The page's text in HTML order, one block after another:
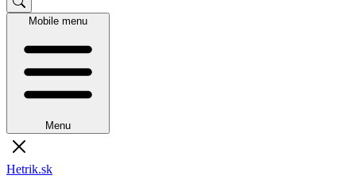
Mobile menu
Menu
Hetrik.sk